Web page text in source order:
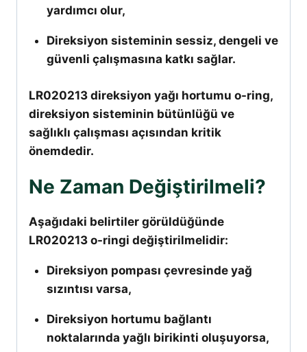
yardımcı olur,
Direksiyon sisteminin sessiz, dengeli ve
güvenli çalışmasına katkı sağlar.
LR020213 direksiyon yağı hortumu o-ring,
direksiyon sisteminin bütünlüğü ve
sağlıklı çalışması açısından kritik
önemdedir.
Ne Zaman Değiştirilmeli?
Aşağıdaki belirtiler görüldüğünde
LR020213 o-ringi değiştirilmelidir:
Direksiyon pompası çevresinde yağ
sızıntısı varsa,
Direksiyon hortumu bağlantı
noktalarında yağlı birikinti oluşuyorsa,